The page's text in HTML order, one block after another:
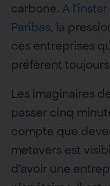
carbone. A
Paribas, la
ces entreprises
préfèrent
Les imaginaires
passer cinq
compte que
metavers est
d’avoir une